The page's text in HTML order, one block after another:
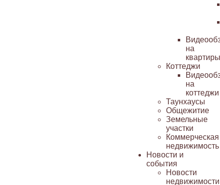
на
квартиры
Коттеджи
на
коттеджи
Таунхаусы
Общежитие
Земельные
участки
Коммерческая
недвижимость
Новости и
события
Новости
недвижимости